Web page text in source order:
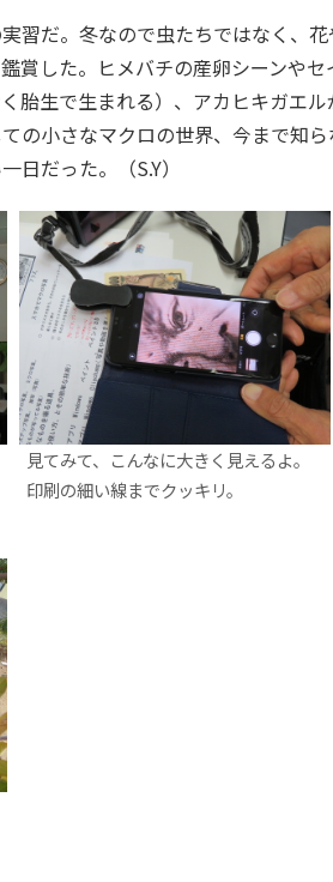
習だ。冬なので虫たちではなく、
賞した。ヒメバチの産卵シーンや
胎生で生まれる）、アカヒキガエ
の小さなマクロの世界、今まで知
日だった。（S.Y）
見てみて、こんなに大きく見えるよ。
印刷の細い線までクッキリ。